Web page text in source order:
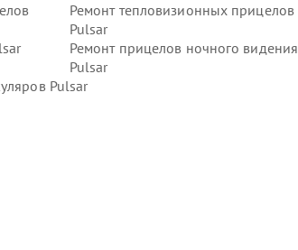
Ремонт тепловизионных прицелов
Pulsar
Ремонт прицелов ночного видения
Pulsar
Pulsar